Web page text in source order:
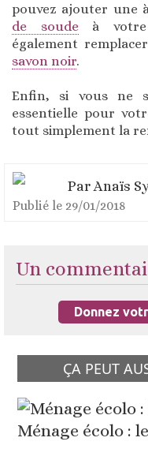
pouvez ajouter une
de soude à votre
également
savon noir.
Enfin, si vous ne
essentielle pour
tout simplement la
ParAnaïs
Publié le 29/01/2018
Un
Donnez
ÇA PEUT
Ménage écolo :